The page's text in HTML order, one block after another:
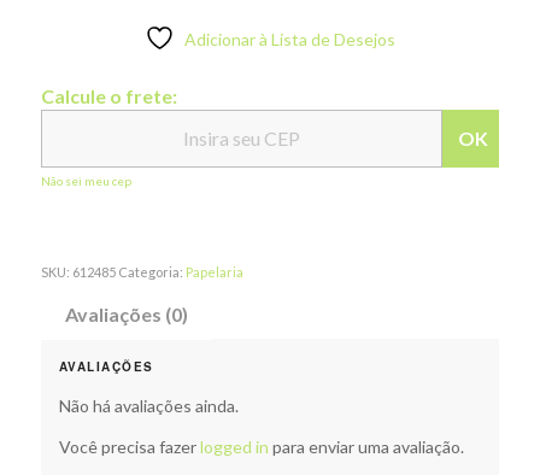
Adicionar à Lista de Desejos
Calcule o frete:
OK
Não sei meu cep
SKU: 612485 Categoria: Papelaria
Avaliações (0)
AVALIAÇÕES
Não há avaliações ainda.
Você precisa fazerlogged in para enviar uma avaliação.